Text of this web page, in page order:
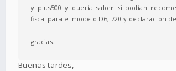
y plus500 y quería saber si podían
fiscal para el modelo D6, 720 y declaración
gracias.
Buenas tardes,